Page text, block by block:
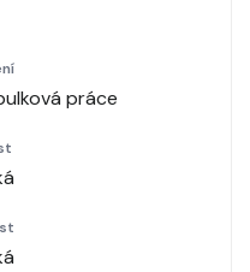
práce